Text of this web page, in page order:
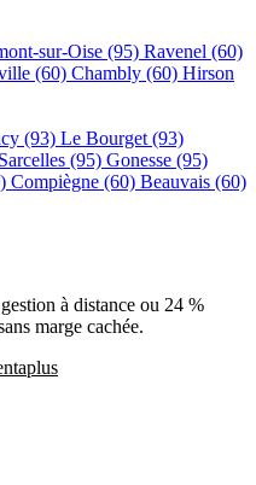
sur-Oise (95) Ravenel (60)
(60) Chambly (60) Hirson
(93) Le Bourget (93)
Sarcelles (95) Gonesse (95)
Compiègne (60) Beauvais (60)
à distance ou 24 %
marge cachée.